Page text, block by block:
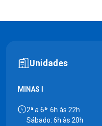
Unidades
MINAS I
2ª a 6ª: 6h às 22h
Sábado: 6h às 20h